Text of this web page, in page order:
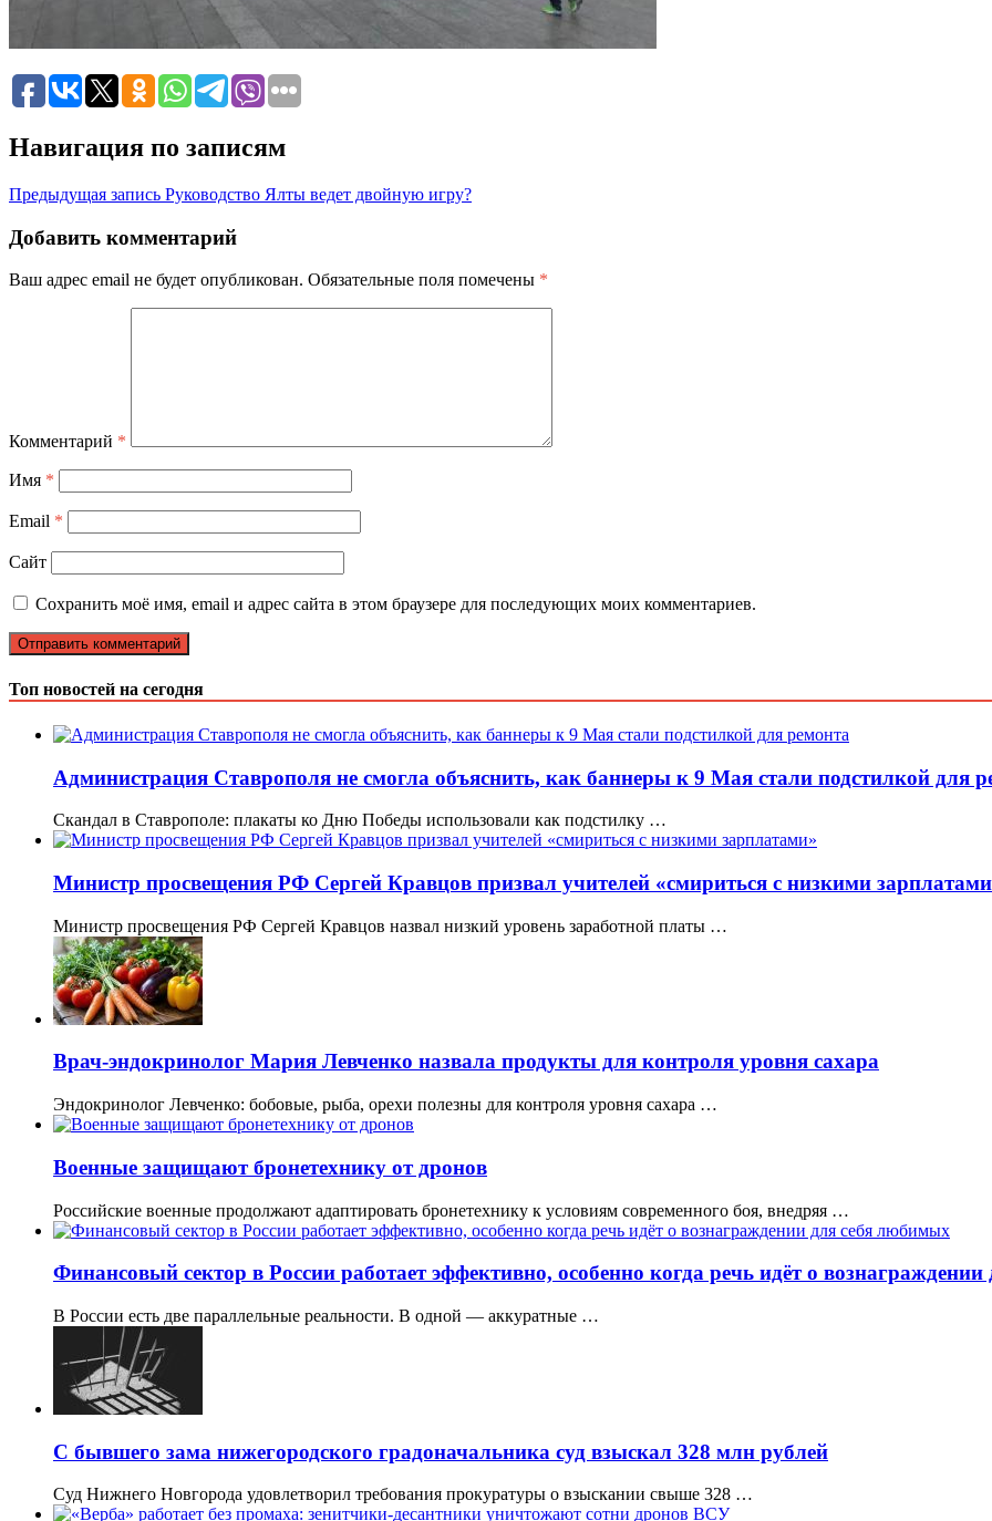
Навигация по записям
Предыдущая запись Руководство Ялты ведет двойную игру?
Добавить комментарий
Ваш адрес email не будет опубликован. Обязательные поля помечены *
Комментарий *
Имя *
Email *
Сайт
Сохранить моё имя, email и адрес сайта в этом браузере для последующих моих комментариев.
Топ новостей на сегодня
Администрация Ставрополя не смогла объяснить, как баннеры к 9 Мая стали подстилкой для
Скандал в Ставрополе: плакаты ко Дню Победы использовали как подстилку …
Министр просвещения РФ Сергей Кравцов призвал учителей «смириться с низкими
Министр просвещения РФ Сергей Кравцов назвал низкий уровень заработной платы …
Врач-эндокринолог Мария Левченко назвала продукты для контроля уровня сахара
Эндокринолог Левченко: бобовые, рыба, орехи полезны для контроля уровня сахара …
Военные защищают бронетехнику от дронов
Российские военные продолжают адаптировать бронетехнику к условиям современного боя, внедряя …
Финансовый сектор в России работает эффективно, особенно когда речь идёт о
В России есть две параллельные реальности. В одной — аккуратные …
С бывшего зама нижегородского градоначальника суд взыскал 328 млн рублей
Суд Нижнего Новгорода удовлетворил требования прокуратуры о взыскании свыше 328 …